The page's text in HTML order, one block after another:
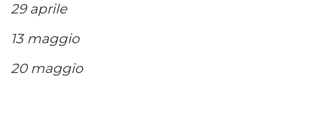
29 aprile
13 maggio
20 maggio